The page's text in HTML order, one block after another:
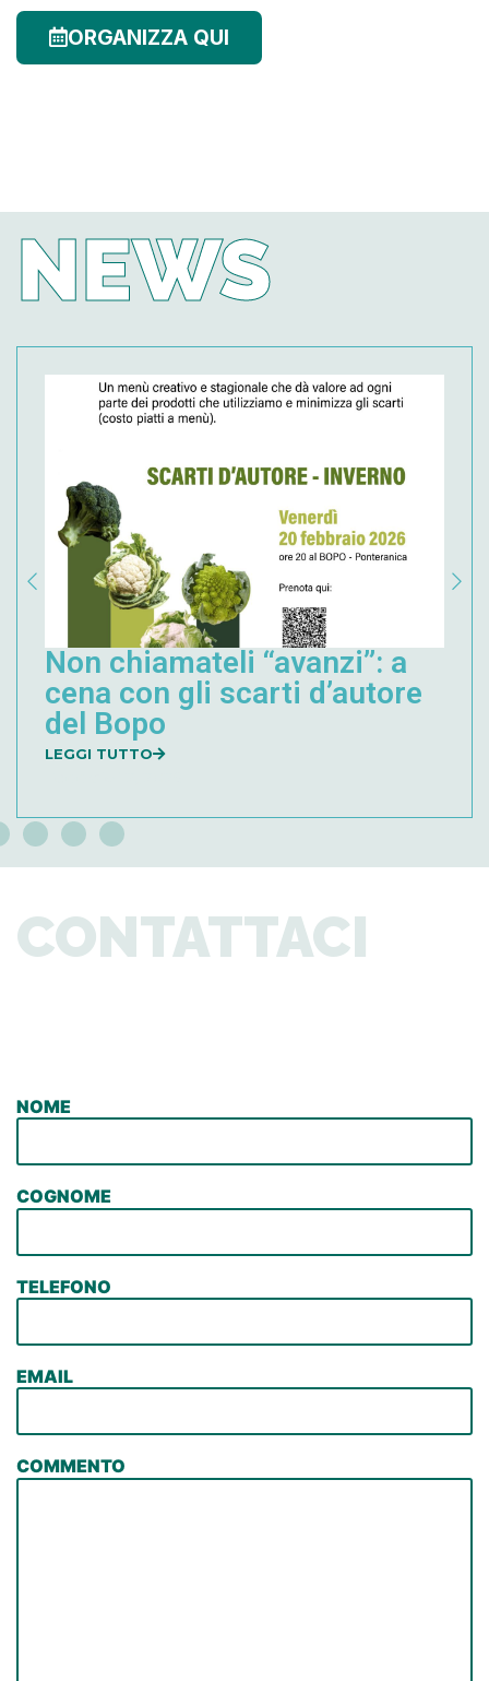
ORGANIZZA QUI
NEWS
Non chiamateli “avanzi”: a
cena con gli scarti d’autore
del Bopo
LEGGI TUTTO
CONTATTACI
NOME
COGNOME
TELEFONO
EMAIL
COMMENTO